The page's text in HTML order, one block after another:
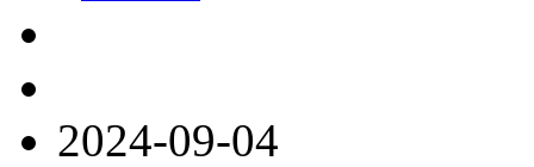
2024-09-04